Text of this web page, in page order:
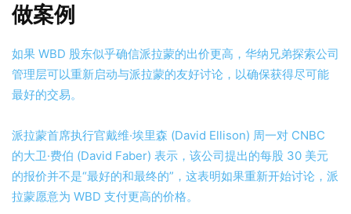
做案例
如果 WBD 股东似乎确信派拉蒙的出价更高，华纳兄弟探索公司
管理层可以重新启动与派拉蒙的友好讨论，以确保获得尽可能
最好的交易。
派拉蒙首席执行官戴维·埃里森 (David Ellison) 周一对 CNBC
的大卫·费伯 (David Faber) 表示，该公司提出的每股 30 美元
的报价并不是“最好的和最终的”，这表明如果重新开始讨论，派
拉蒙愿意为 WBD 支付更高的价格。